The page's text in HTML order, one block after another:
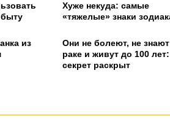
Хуже некуда: самые
«тяжелые» знаки
из
Они не болеют, не
раке и живут до 100
секрет раскрыт